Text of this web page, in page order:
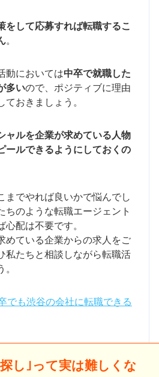
をして応募すれば転職するこ
。
動においては中卒で就職した
多いので、ポジティブに理由
おきましょう。
ャルを企業が求めている人物
ールできるようにしておくの
までやれば良いかで悩んでし
ちのような転職エージェント
配は不要です。
めている企業からの求人をご
私たちと相談しながら転職活
でも渋谷の会社に転職できる
し｣って実は難しくな